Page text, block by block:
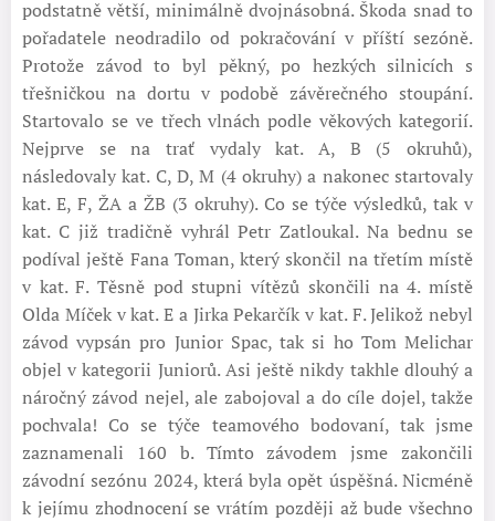
podstatně větší, minimálně dvojnásobná. Škoda snad to
pořadatele neodradilo od pokračování v příští sezóně.
Protože závod to byl pěkný, po hezkých silnicích s
třešničkou na dortu v podobě závěrečného stoupání.
Startovalo se ve třech vlnách podle věkových kategorií.
Nejprve se na trať vydaly kat. A, B (5 okruhů),
následovaly kat. C, D, M (4 okruhy) a nakonec startovaly
kat. E, F, ŽA a ŽB (3 okruhy). Co se týče výsledků, tak v
kat. C již tradičně vyhrál Petr Zatloukal. Na bednu se
podíval ještě Fana Toman, který skončil na třetím místě
v kat. F. Těsně pod stupni vítězů skončili na 4. místě
Olda Míček v kat. E a Jirka Pekarčík v kat. F. Jelikož nebyl
závod vypsán pro Junior Spac, tak si ho Tom Melichar
objel v kategorii Juniorů. Asi ještě nikdy takhle dlouhý a
náročný závod nejel, ale zabojoval a do cíle dojel, takže
pochvala! Co se týče teamového bodovaní, tak jsme
zaznamenali 160 b. Tímto závodem jsme zakončili
závodní sezónu 2024, která byla opět úspěšná. Nicméně
k jejímu zhodnocení se vrátím později až bude všechno